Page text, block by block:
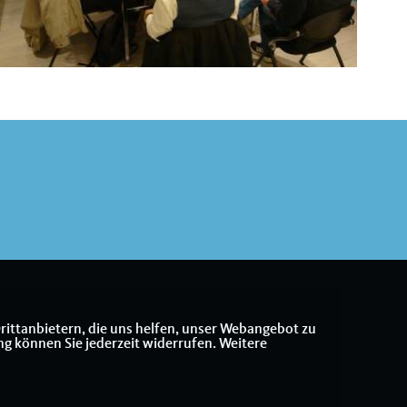
die uns helfen, unser Webangebot zu
können Sie jederzeit widerrufen. Weitere